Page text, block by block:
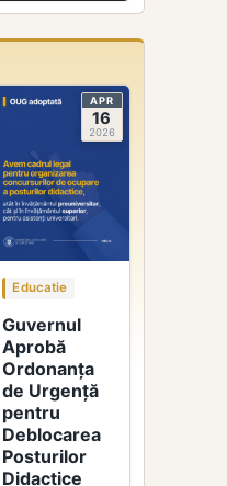
APR
16
2026
Educatie
Guvernul
Aprobă
Ordonanța
de Urgență
pentru
Deblocarea
Posturilor
Didactice